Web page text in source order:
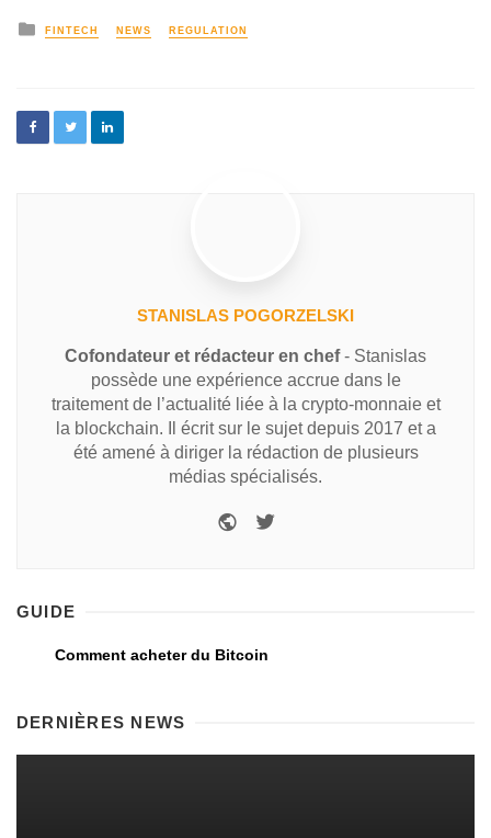
FINTECH NEWS REGULATION
STANISLAS POGORZELSKI
Cofondateur et rédacteur en chef- Stanislas
possède une expérience accrue dans le
traitement de l’actualité liée à la crypto-monnaie et
la blockchain. Il écrit sur le sujet depuis 2017 et a
été amené à diriger la rédaction de plusieurs
médias spécialisés.
GUIDE
Comment acheter du Bitcoin
DERNIÈRES NEWS